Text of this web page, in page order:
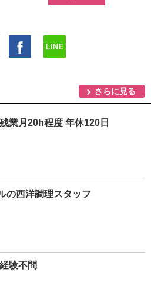
さらに見る
業月20h程度 年休120日
の西洋調理スタッフ
験不問